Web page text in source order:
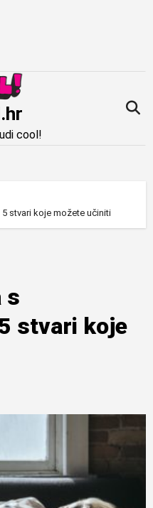
cool!
stvari koje možete učiniti
s
stvari koje